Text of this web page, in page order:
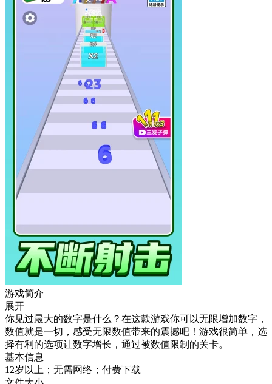
游戏简介
展开
你见过最大的数字是什么？在这款游戏你可以无限增加数字，
数值就是一切，感受无限数值带来的震撼吧！游戏很简单，选
择有利的选项让数字增长，通过被数值限制的关卡。
基本信息
12岁以上；无需网络；付费下载